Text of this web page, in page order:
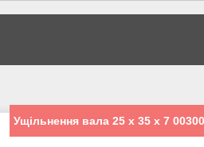
Ущільнення вала 25 x 35 x 7